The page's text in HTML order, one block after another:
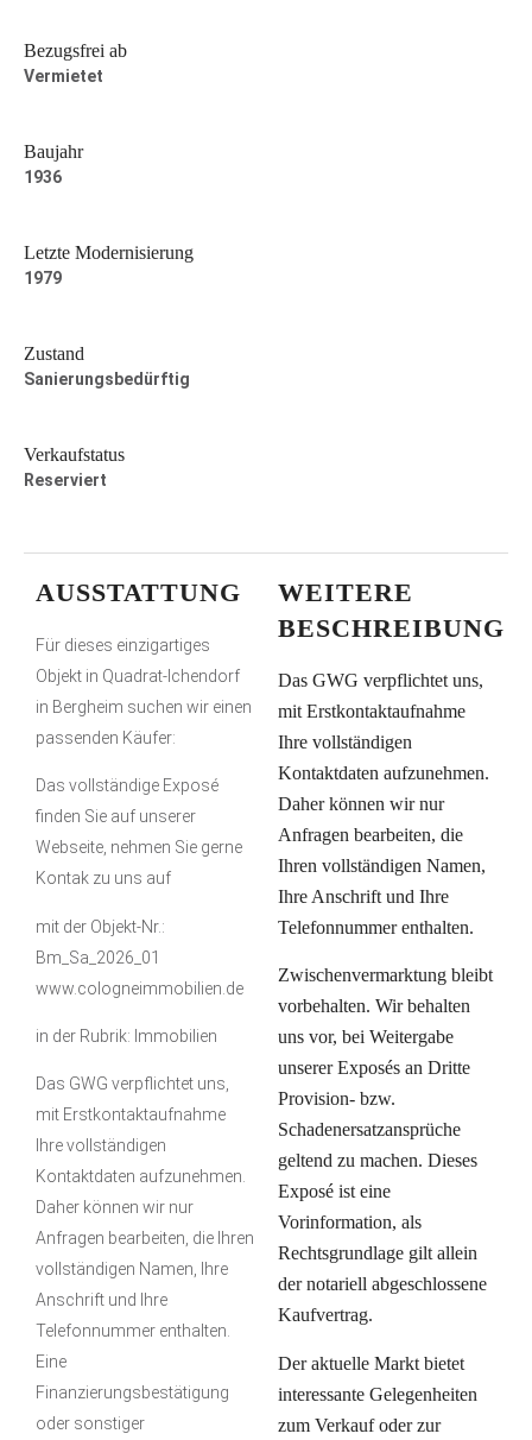
Bezugsfrei ab
Vermietet
Baujahr
1936
Letzte Modernisierung
1979
Zustand
Sanierungsbedürftig
Verkaufstatus
Reserviert
AUSSTATTUNG
Für dieses einzigartiges
Objekt in Quadrat-Ichendorf
in Bergheim suchen wir einen
passenden Käufer:
Das vollständige Exposé
finden Sie auf unserer
Webseite, nehmen Sie gerne
Kontak zu uns auf
mit der Objekt-Nr.:
Bm_Sa_2026_01
www.cologneimmobilien.de
in der Rubrik: Immobilien
Das GWG verpflichtet uns,
mit Erstkontaktaufnahme
Ihre vollständigen
Kontaktdaten aufzunehmen.
Daher können wir nur
Anfragen bearbeiten, die Ihren
vollständigen Namen, Ihre
Anschrift und Ihre
Telefonnummer enthalten.
Eine
Finanzierungsbestätigung
oder sonstiger
WEITERE
BESCHREIBUNG
Das GWG verpflichtet uns,
mit Erstkontaktaufnahme
Ihre vollständigen
Kontaktdaten aufzunehmen.
Daher können wir nur
Anfragen bearbeiten, die
Ihren vollständigen Namen,
Ihre Anschrift und Ihre
Telefonnummer enthalten.
Zwischenvermarktung bleibt
vorbehalten. Wir behalten
uns vor, bei Weitergabe
unserer Exposés an Dritte
Provision- bzw.
Schadenersatzansprüche
geltend zu machen. Dieses
Exposé ist eine
Vorinformation, als
Rechtsgrundlage gilt allein
der notariell abgeschlossene
Kaufvertrag.
Der aktuelle Markt bietet
interessante Gelegenheiten
zum Verkauf oder zur